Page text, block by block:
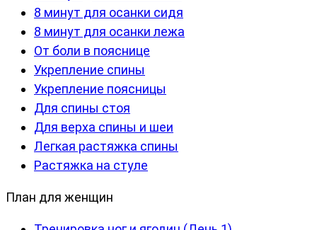
8 минут для осанки сидя
8 минут для осанки лежа
От боли в пояснице
Укрепление спины
Укрепление поясницы
Для спины стоя
Для верха спины и шеи
Легкая растяжка спины
Растяжка на стуле
План для женщин